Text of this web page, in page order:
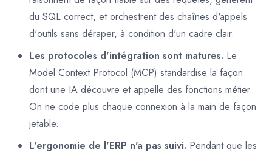
du SQL correct, et orchestrent des chaînes d'appels
d'outils sans déraper, à condition d'un cadre clair.
Les protocoles d'intégration sont matures. Le
Model Context Protocol (MCP) standardise la façon
dont une IA découvre et appelle des fonctions métier.
On ne code plus chaque connexion à la main de façon
jetable.
L'ergonomie de l'ERP n'a pas suivi. Pendant que les